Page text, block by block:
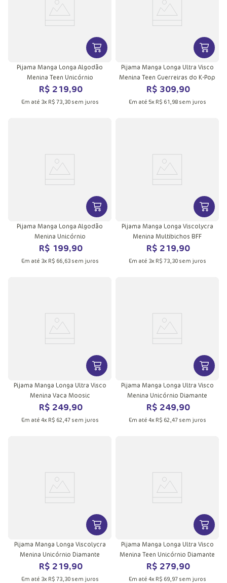
VER MAIS INFORMAÇÕES DO
Pijama Manga Longa Algodão
Menina Teen Unicórnio
R$ 219,90
Em até 3x R$ 73, 30sem juros
VER
Pijama Manga Longa Ultra Visco
Menina Teen Guerreiras do K-Pop
R$ 309,90
Em até 5x R$ 61 98sem juros
VER MAIS INFORMAÇÕES DO
Pijama Manga Longa Algodão
Menina Unicórnio
R$ 199,90
Em até 3x R$ 66, 63sem juros
VER
Pijama Manga Longa Viscolycra
Menina Multibichos BFF
R$ 219,90
Em até 3x R$ 73, 30sem juros
VER MAIS INFORMAÇÕES DO
Pijama Manga Longa Ultra Visco
Menina Vaca Moosic
R$ 249,90
Em até 4x R$ 62 47sem juros
VER
Pijama Manga Longa Ultra Visco
Menina Unicórnio Diamante
R$ 249,90
Em até 4x R$ 62 47sem juros
VER MAIS INFORMAÇÕES DO
Pijama Manga Longa Viscolycra
Menina Unicórnio Diamante
R$ 219,90
Em até 3x R$ 73, 30sem juros
VER
Pijama Manga Longa Ultra Visco
Menina Teen Unicórnio Diamante
R$ 279,90
Em até 4x R$ 69, 97sem juros